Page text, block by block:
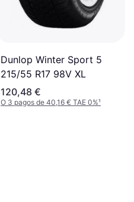
Dunlop Winter Sport 5
215/55 R17 98V XL
120,48 €
O 3 pagos de 40,16 € TAE 0%¹